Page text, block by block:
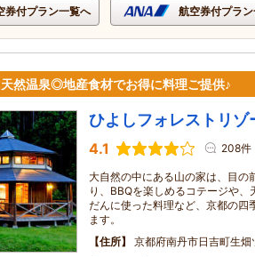
券付プラン一覧へ 航空券付プラ
然温泉◎地産食材でお得に料理ご提供♪
ひよしフォレストリ
4.1 208件
大自然の中にある山の家は、目の
り、BBQを楽しめるコテージや
だんに使った料理など、京都の四
ます。
住所
京都府南丹市日吉町生畑